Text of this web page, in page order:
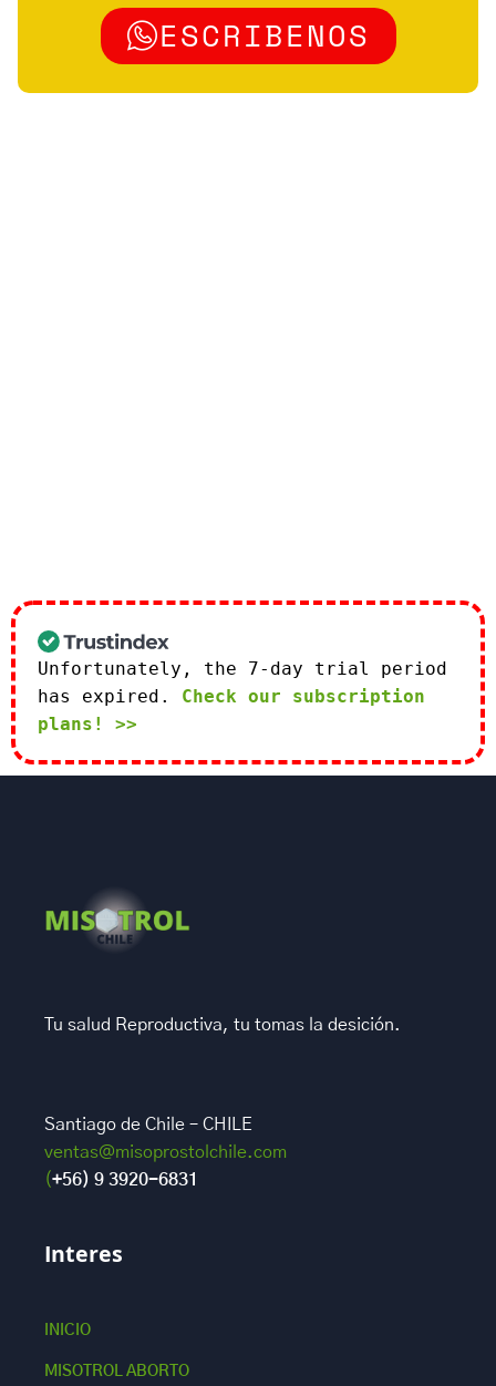
ESCRIBENOS
Unfortunately, the 7-day trial period
has expired. Check our subscription
plans! >>
Tu salud Reproductiva, tu tomas la desición.
Santiago de Chile – CHILE
ventas@misoprostolchile.com
(+56) 9 3920-6831
Interes
INICIO
MISOTROL ABORTO